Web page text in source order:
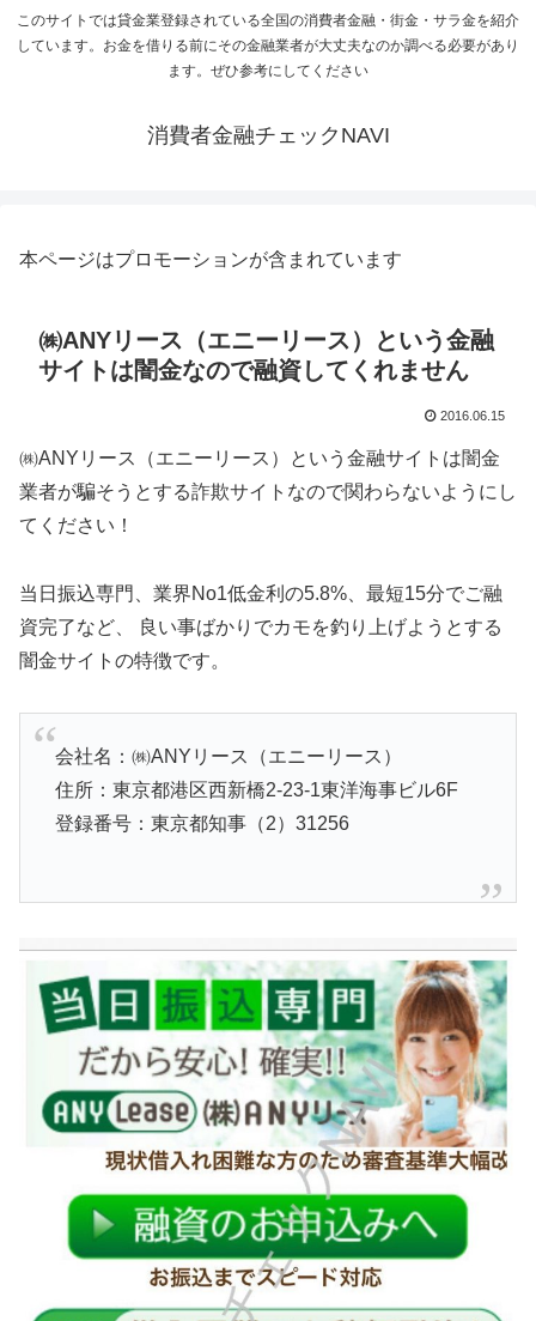
このサイトでは貸金業登録されている全国の消費者金融・街金・サラ金を紹介
しています。お金を借りる前にその金融業者が大丈夫なのか調べる必要があり
ます。ぜひ参考にしてください
消費者金融チェックNAVI
本ページはプロモーションが含まれています
㈱ANYリース（エニーリース）という金融
サイトは闇金なので融資してくれません
2016.06.15
㈱ANYリース（エニーリース）という金融サイトは闇金
業者が騙そうとする詐欺サイトなので関わらないようにし
てください！
当日振込専門、業界No1低金利の5.8%、最短15分でご融
資完了など、 良い事ばかりでカモを釣り上げようとする
闇金サイトの特徴です。
会社名：㈱ANYリース（エニーリース）
住所：東京都港区西新橋2-23-1東洋海事ビル6F
登録番号：東京都知事（2）31256